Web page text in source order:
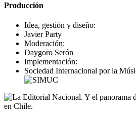
Producción
Idea, gestión y diseño:
Javier Party
Moderación:
Daygoro Serón
Implementación:
Sociedad Internacional por la